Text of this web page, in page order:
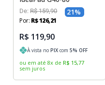
De:R$ 159,90 21%
Por: R$126,21
R$ 119,90
À vista noPIX com5% OFF
ou em até 8x de R$ 15,77
sem juros